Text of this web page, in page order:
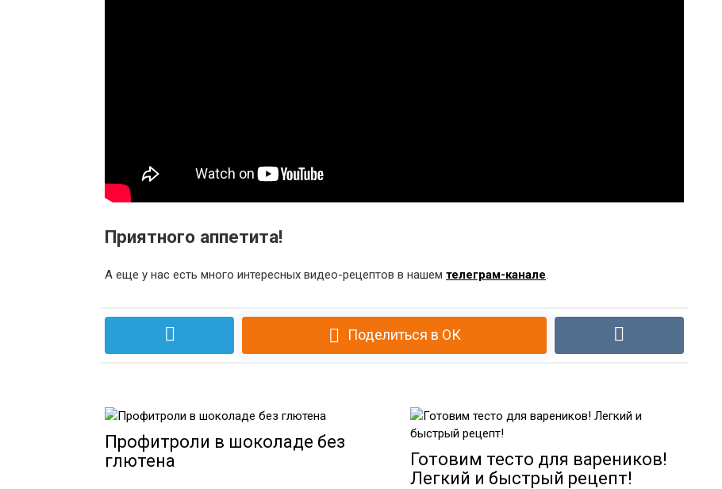
Приятного аппетита!
А еще у нас есть много интересных видео-рецептов в нашем телеграм-канале.
Поделиться в ОК
Профитроли в шоколаде без
глютена
Готовим тесто для вареников!
Легкий и быстрый рецепт!